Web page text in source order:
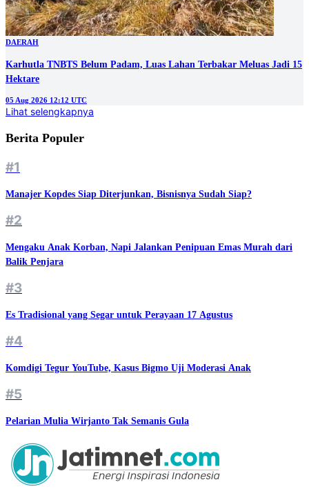
DAERAH
Karhutla TNBTS Belum Padam, Luas Lahan Terbakar Meluas Jadi 15
Hektare
05 Aug 2026 12:12 UTC
Lihat selengkapnya
Berita Populer
#1
Manajer Kopdes Siap Diterjunkan, Bisnisnya Sudah Siap?
#2
Mengaku Anak Korban, Napi Jalankan Penipuan Emas Murah dari
Balik Penjara
#3
Es Tradisional yang Segar untuk Perayaan 17 Agustus
#4
Komdigi Tegur YouTube, Kasus Bigmo Uji Moderasi Anak
#5
Pelarian Mulia Wirjanto Tak Semanis Gula